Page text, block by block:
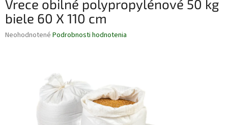
Vrece obilné polypropylénové 50 kg
biele 60 X 110 cm
Priemerné
hviezdičiek.
Neohodnotené Podrobnosti hodnotenia